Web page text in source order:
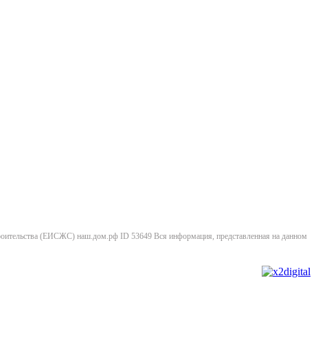
(ЕИСЖС) наш.дом.рф ID 53649 Вся информация, представленная на данном